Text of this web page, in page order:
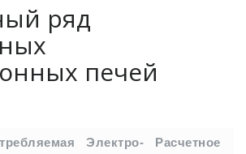
ряд
печей
Электро-
Расчетное